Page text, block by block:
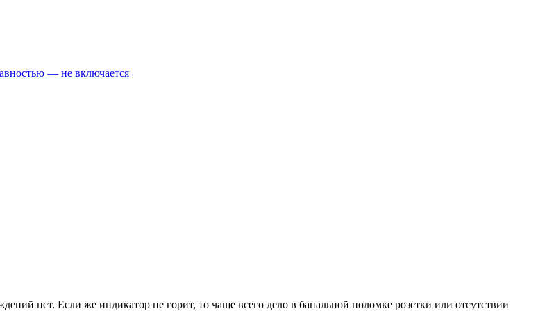
— не включается
нет. Если же индикатор не горит, то чаще всего дело в банальной поломке розетки или отсутствии